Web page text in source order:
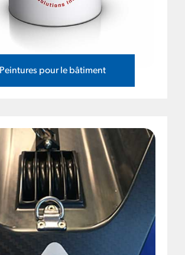
Peintures pour le bâtiment